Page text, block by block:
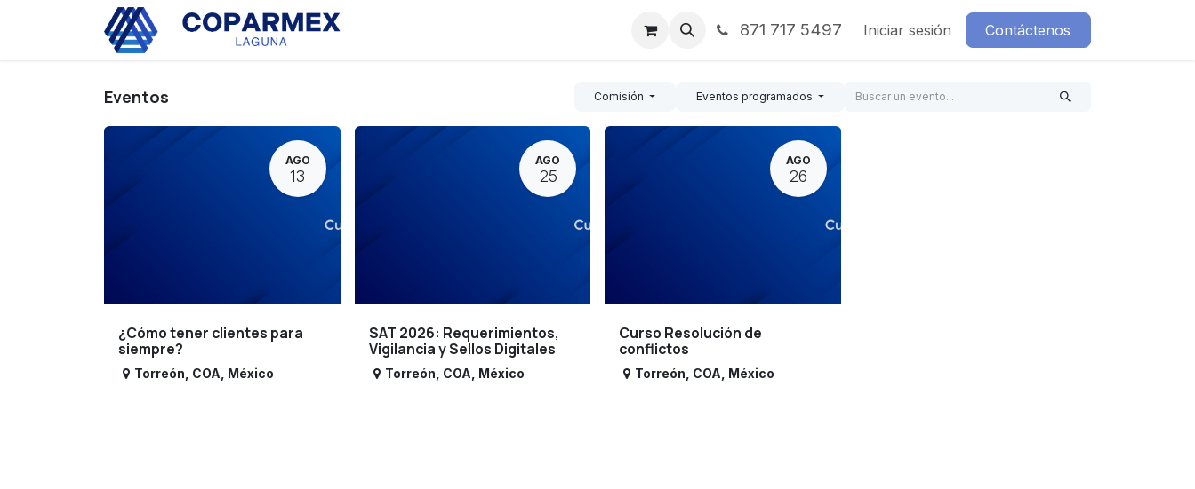
Noticias Contáctenos871 717 5497 Iniciar sesión Contáctenos
Eventos Comisión Eventos programados
AGO
13
¿Cómo tener clientes para
siempre?
Torreón COA México
AGO
25
SAT 2026: Requerimientos,
Vigilancia y Sellos Digitales
Torreón COA México
AGO
26
Curso Resolución de
conflictos
Torreón COA México